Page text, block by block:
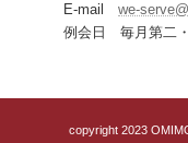
E-mailwe-
例会日 毎月第二・
copyright 2023